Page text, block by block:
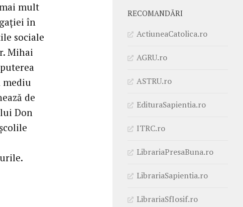
mult
în
sociale
Mihai
mediu
de
Don
RECOMANDĂRI
ActiuneaCatolica.ro
AGRU.ro
ASTRU.ro
EdituraSapientia.ro
ITRC.ro
LibrariaPresaBuna.ro
LibrariaSapientia.ro
LibrariaSfIosif.ro